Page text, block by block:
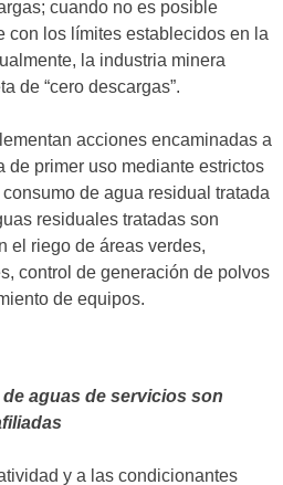
cuando no es posible
con los límites establecidos en la
la industria minera
de “cero descargas”.
acciones encaminadas a
de primer uso mediante estrictos
de agua residual tratada
residuales tratadas son
el riego de áreas verdes,
control de generación de polvos
de equipos.
aguas de servicios son
y a las condicionantes